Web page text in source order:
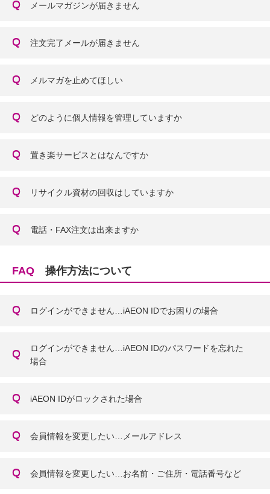
メールマガジンが届きません
注文完了メールが届きません
メルマガを止めてほしい
どのように個人情報を管理していますか
置き楽サービスとはなんですか
リサイクル資材の回収はしていますか
電話・FAX注文は出来ますか
FAQ 操作方法について
ログインができません…iAEON IDでお困りの場合
ログインができません…iAEON IDのパスワードを忘れた
場合
iAEON IDがロックされた場合
会員情報を変更したい…メールアドレス
会員情報を変更したい…お名前・ご住所・電話番号など